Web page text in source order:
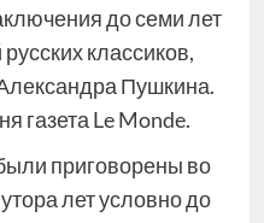
до семи лет
классиков,
Пушкина.
газета Le Monde.
приговорены во
лет условно до